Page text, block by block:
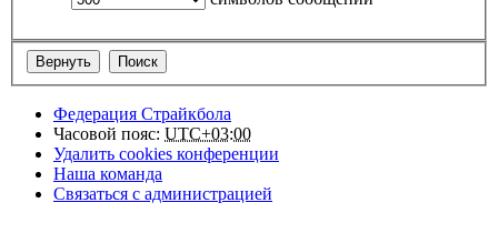
Федерация Страйкбола
Часовой пояс: UTC+03:00
Удалить cookies конференции
Наша команда
Связаться с администрацией